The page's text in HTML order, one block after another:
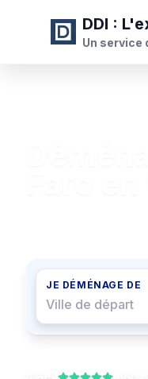
DDI :
Un service
JE DÉMÉNAGE DE